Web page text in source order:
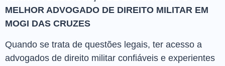
MELHOR ADVOGADO DE DIREITO MILITAR EM
MOGI DAS CRUZES
Quando se trata de questões legais, ter acesso a
advogados de direito militar confiáveis e experientes